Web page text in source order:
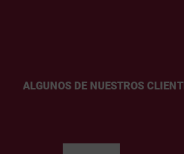
ALGUNOS DE NUESTROS